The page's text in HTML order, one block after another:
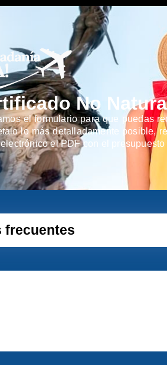
No
el formulario para que puedas
lo más detalladamente posible,
el PDF con el
frecuentes